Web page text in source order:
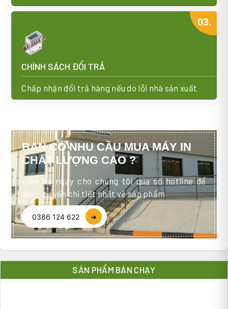
03.
CHÍNH SÁCH ĐỔI TRẢ
Chấp nhận đổi trả hàng nếu do lỗi nhà sản xuất
BẠN CÓ NHU CẦU MUA MÁY IN
CHẤT LƯỢNG CAO ?
Liên hệ ngay cho chúng tôi qua số hotline để
được tư vấn chi tiết nhất về sản phẩm
0386 124 622 ➜
SẢN PHẨM BÁN CHẠY